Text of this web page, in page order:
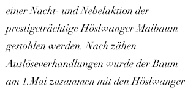
einer Nacht- und Nebelaktion der
prestigeträchtige Höslwanger Maibaum
gestohlen werden. Nach zähen
Auslöseverhandlungen wurde der Baum
am 1.Mai zusammen mit den Höslwanger